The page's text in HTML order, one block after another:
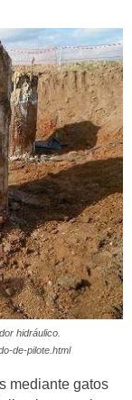
hidráulico.
de-pilote.html
mediante gatos